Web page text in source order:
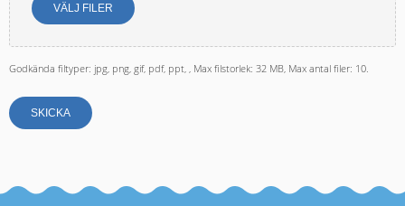
VÄLJ FILER
Godkända filtyper: jpg, png, gif, pdf, ppt, , Max filstorlek: 32 MB, Max antal filer: 10.
SKICKA